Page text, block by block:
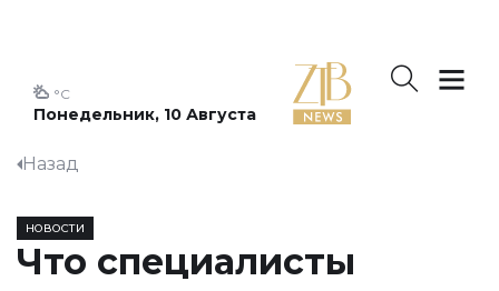
Понедельник, 10 Августа
°C
Назад
НОВОСТИ
Что специалисты